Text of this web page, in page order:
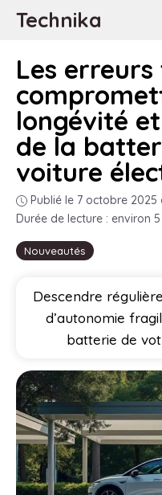
AllerTechnika
Nouveautés
Les
longévité
de la
voiture
Publié le 7 octobre 2025
Durée de lecture : environ
Descendre
d’autonomie
batterie de